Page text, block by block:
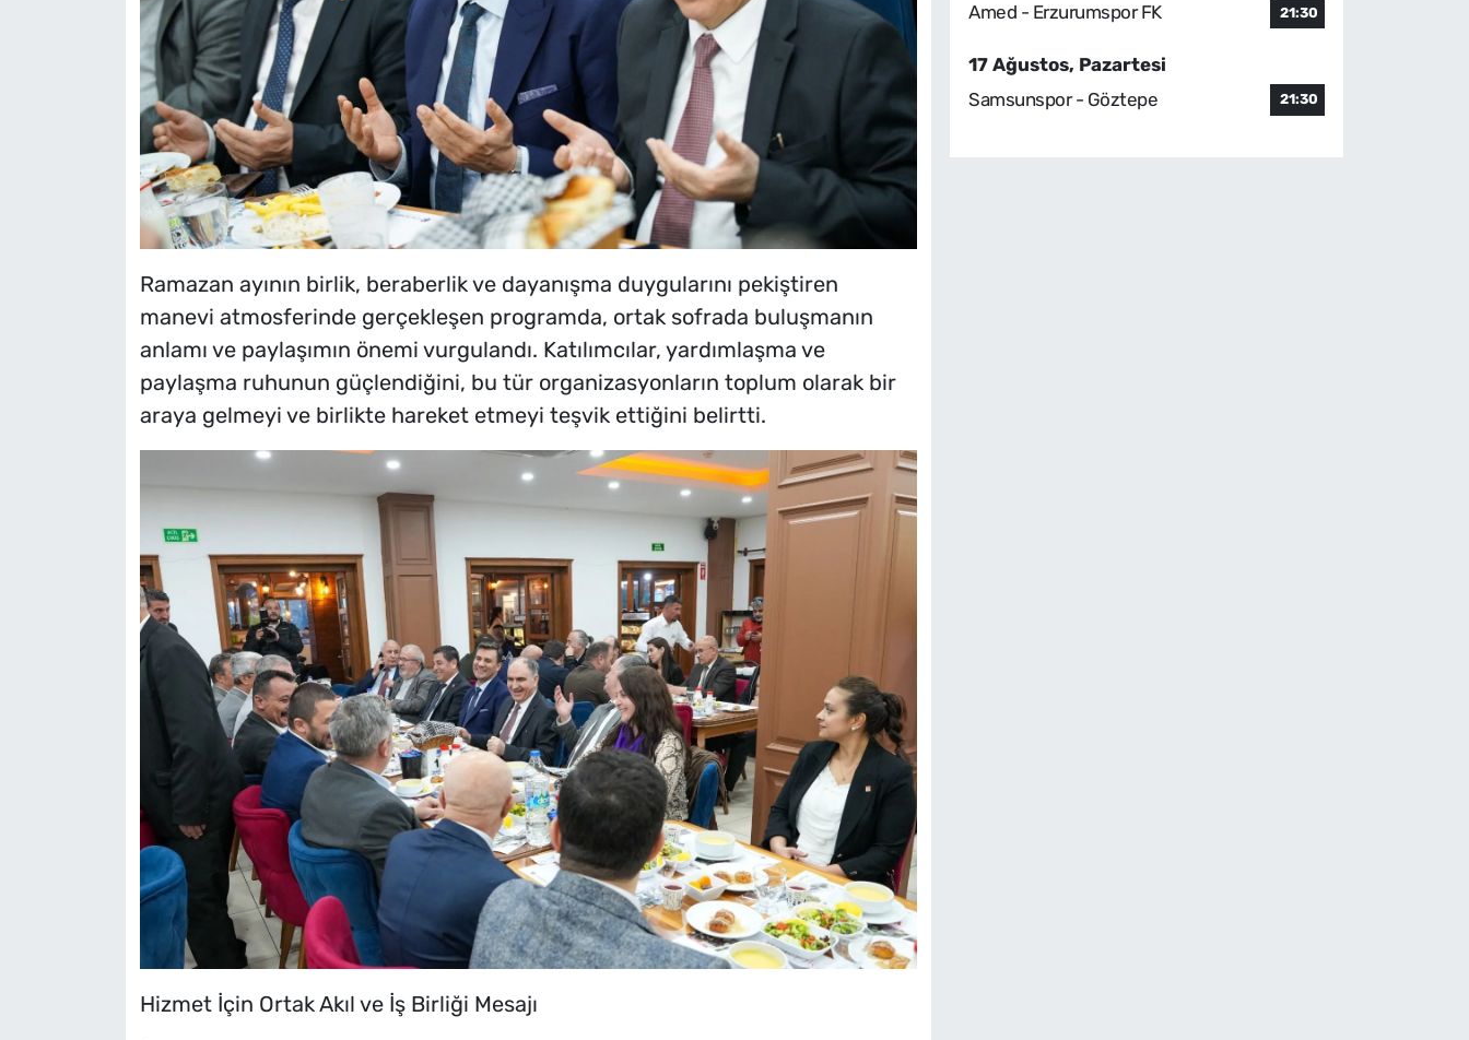
Ramazan ayının birlik, beraberlik ve dayanışma duygularını pekiştiren
manevi atmosferinde gerçekleşen programda, ortak sofrada buluşmanın
anlamı ve paylaşımın önemi vurgulandı. Katılımcılar, yardımlaşma ve
paylaşma ruhunun güçlendiğini, bu tür organizasyonların toplum olarak bir
araya gelmeyi ve birlikte hareket etmeyi teşvik ettiğini belirtti.
Hizmet İçin Ortak Akıl ve İş Birliği Mesajı
Amed - Erzurumspor FK 21:30
17 Ağustos, Pazartesi
Samsunspor - Göztepe
21:30